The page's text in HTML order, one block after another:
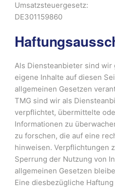
Umsatzsteuergesetz:
DE301159860
Als Diensteanbieter sind wir
eigene Inhalte auf diesen
allgemeinen Gesetzen
TMG sind wir als
verpflichtet, übermittelte
Informationen zu
zu forschen, die auf eine
hinweisen. Verpflichtungen
Sperrung der Nutzung von
allgemeinen Gesetzen
Eine diesbezügliche